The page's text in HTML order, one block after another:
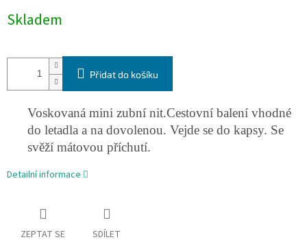
cena:
Skladem
Přidat do košíku
Voskovaná mini zubní nit.Cestovní balení vhodné
do letadla a na dovolenou. Vejde se do kapsy. Se
svěží mátovou příchutí.
Detailní informace
ZEPTAT SE SDÍLET